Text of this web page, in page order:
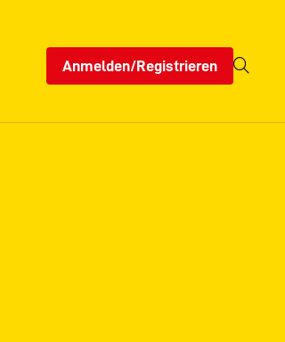
Anmelden/Registrieren